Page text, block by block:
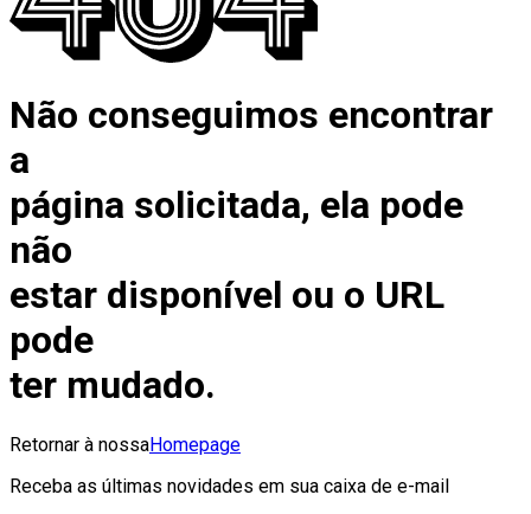
Não conseguimos encontrar
a
página solicitada, ela pode
não
estar disponível ou o URL
pode
ter mudado.
Retornar à nossaHomepage
Receba as últimas novidades em sua caixa de e-mail